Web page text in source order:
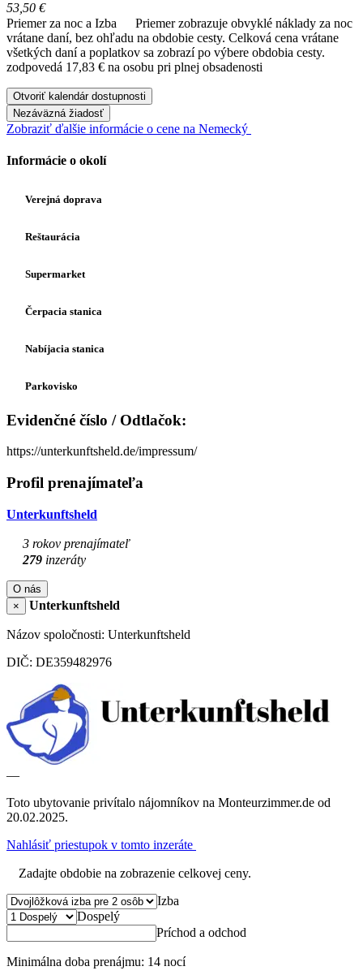
53,50 €
Priemer za noc a Izba
Priemer zobrazuje obvyklé náklady za noc
vrátane daní, bez ohľadu na obdobie cesty. Celková cena vrátane
všetkých daní a poplatkov sa zobrazí po výbere obdobia cesty.
zodpovedá 17,83 € na osobu pri plnej obsadenosti
Otvoriť kalendár dostupnosti
Nezáväzná žiadosť
Zobraziť ďalšie informácie o cene na Nemecký
Informácie o okolí
Verejná doprava
Reštaurácia
Supermarket
Čerpacia stanica
Nabíjacia stanica
Parkovisko
Evidenčné číslo / Odtlačok:
https://unterkunftsheld.de/impressum/
Profil prenajímateľa
Unterkunftsheld
3 rokov prenajímateľ
279 inzeráty
O nás
×
Unterkunftsheld
Názov spoločnosti: Unterkunftsheld
DIČ: DE359482976
—
Toto ubytovanie privítalo nájomníkov na Monteurzimmer.de od
20.02.2025.
Nahlásiť priestupok v tomto inzeráte
Zadajte obdobie na zobrazenie celkovej ceny.
Izba
Dospelý
Príchod a odchod
Minimálna doba prenájmu: 14 nocí